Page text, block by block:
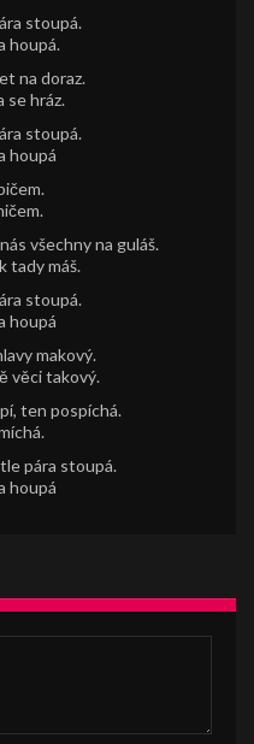
stoupá.
houpá.
na doraz.
se hráz.
stoupá.
houpá
všechny na guláš.
tady máš.
stoupá.
houpá
makový.
věci takový.
ten pospíchá.
pára stoupá.
houpá